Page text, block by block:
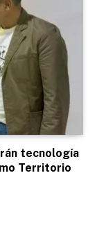
tecnología
Territorio